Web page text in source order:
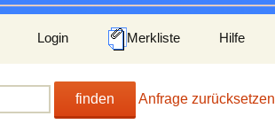
Login Merkliste Hilfe
finden Anfrage zurücksetzen